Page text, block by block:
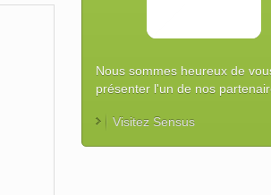
Nous sommes heureux de
présenter l'un de nos
Visitez Sensus